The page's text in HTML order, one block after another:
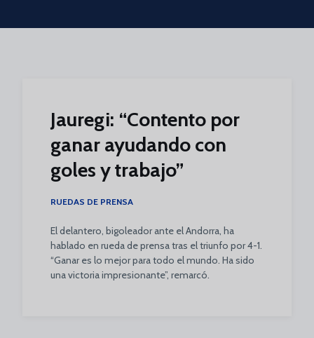
Skip to main content
Jauregi: “Contento por
ganar ayudando con
goles y trabajo”
RUEDAS DE PRENSA
El delantero, bigoleador ante el Andorra, ha
hablado en rueda de prensa tras el triunfo por 4-1.
“Ganar es lo mejor para todo el mundo. Ha sido
una victoria impresionante”, remarcó.